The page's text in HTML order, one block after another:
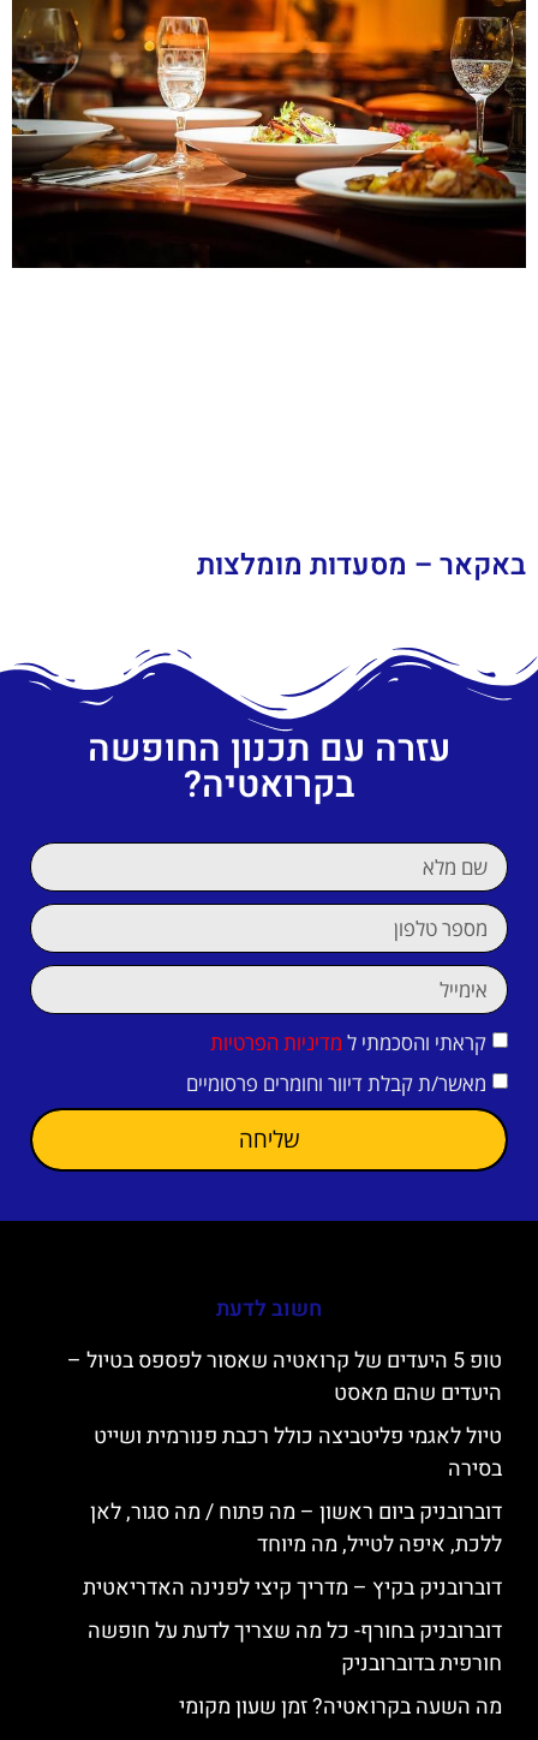
באקאר – מסעדות מומלצות
עזרה עם תכנון החופשה
בקרואטיה?
קראתי והסכמתי ל מדיניות הפרטיות
מאשר/ת קבלת דיוור וחומרים פרסומיים
שליחה
חשוב לדעת
טופ 5 היעדים של קרואטיה שאסור לפספס בטיול –
היעדים שהם מאסט
טיול לאגמי פליטביצה כולל רכבת פנורמית ושייט
בסירה
דוברובניק ביום ראשון – מה פתוח / מה סגור, לאן
ללכת, איפה לטייל, מה מיוחד
דוברובניק בקיץ – מדריך קיצי לפנינה האדריאטית
דוברובניק בחורף- כל מה שצריך לדעת על חופשה
חורפית בדוברובניק
מה השעה בקרואטיה? זמן שעון מקומי